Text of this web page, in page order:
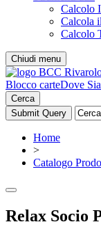
Calcolo
Calcola
Calcolo
Chiudi menu
Blocco carteDove
Cerca
Home
>
Catalogo
Relax Socio